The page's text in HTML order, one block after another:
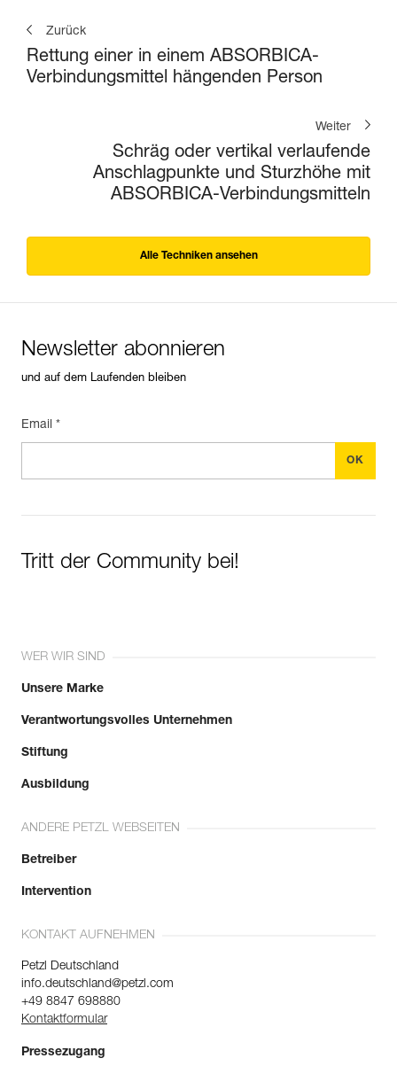
Zurück
Rettung einer in einem ABSORBICA-
Verbindungsmittel hängenden Person
Weiter
Schräg oder vertikal verlaufende
Anschlagpunkte und Sturzhöhe mit
ABSORBICA-Verbindungsmitteln
Alle Techniken ansehen
Newsletter abonnieren
und auf dem Laufenden bleiben
Email *
Tritt der Community bei!
WER WIR SIND
Unsere Marke
Verantwortungsvolles Unternehmen
Stiftung
Ausbildung
ANDERE PETZL WEBSEITEN
Betreiber
Intervention
KONTAKT AUFNEHMEN
Petzl Deutschland
info.deutschland@petzl.com
+49 8847 698880
Kontaktformular
Pressezugang